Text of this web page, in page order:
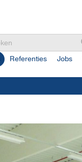
Referenties Jobs